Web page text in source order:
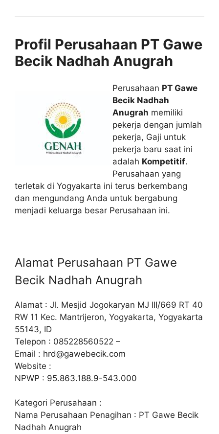
Profil Perusahaan PT Gawe
Becik Nadhah Anugrah
Perusahaan PT Gawe
Becik Nadhah
Anugrah memiliki
pekerja dengan jumlah
pekerja, Gaji untuk
pekerja baru saat ini
adalah Kompetitif.
Perusahaan yang
terletak di Yogyakarta ini terus berkembang
dan mengundang Anda untuk bergabung
menjadi keluarga besar Perusahaan ini.
Alamat Perusahaan PT Gawe
Becik Nadhah Anugrah
Alamat : Jl. Mesjid Jogokaryan MJ III/669 RT 40
RW 11 Kec. Mantrijeron, Yogyakarta, Yogyakarta
55143, ID
Telepon : 085228560522 –
Email : hrd@gawebecik.com
Website :
NPWP : 95.863.188.9-543.000
Kategori Perusahaan :
Nama Perusahaan Penagihan : PT Gawe Becik
Nadhah Anugrah